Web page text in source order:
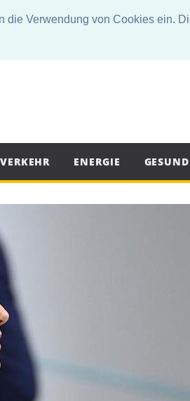
die Verwendung von Cookies ein.
VERKEHR ENERGIE